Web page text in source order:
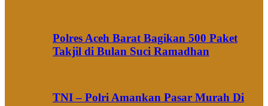
Polres Aceh Barat Bagikan 500 Paket
Takjil di Bulan Suci Ramadhan
TNI – Polri Amankan Pasar Murah Di